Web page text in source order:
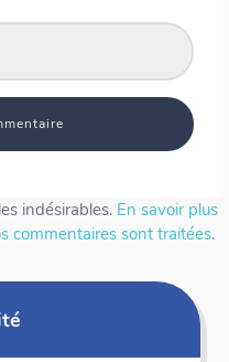
indésirables. En savoir plus
commentaires sont traitées.